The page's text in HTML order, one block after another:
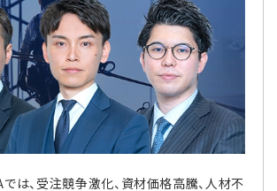
は、受注競争激化、資材価格高騰、人材不